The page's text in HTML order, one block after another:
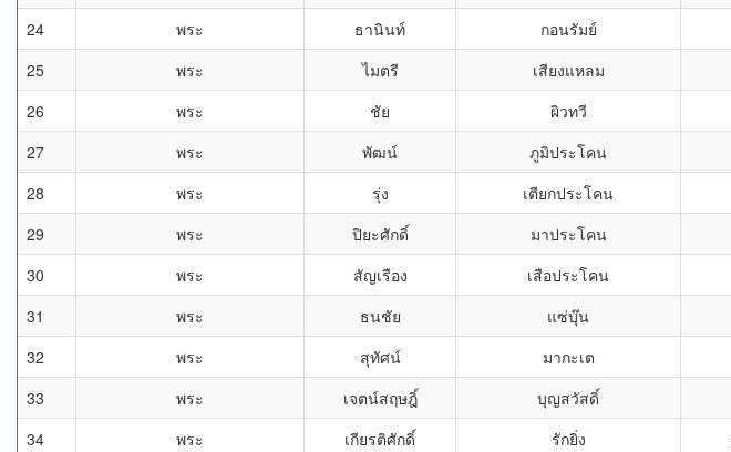
24
พระ ธานินท์ กอนรัมย์
25
พระ ไมตรี เสียงแหลม
26
พระ ชัย ผิวทวี
27
พระ พัฒน์ ภูมิประโคน
28
พระ รุ่ง เตียกประโคน
29
พระ ปิยะศักดิ์ มาประโคน
30
พระ สัญเรือง เสือประโคน
31
พระ ธนชัย แซ่บุ๊น
32
พระ สุทัศน์ มากะเต
33
พระ เจตน์สฤษฎิ์ บุญสวัสดิ์
34
พระ เกียรติศักดิ์ รักยิ่ง